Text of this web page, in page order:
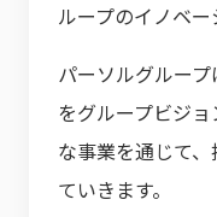
ループのイノベー
パーソルグループ
をグループビジ
な事業を通じて
ていきます。